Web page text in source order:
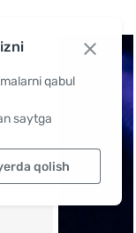
qabul
saytga
qolish